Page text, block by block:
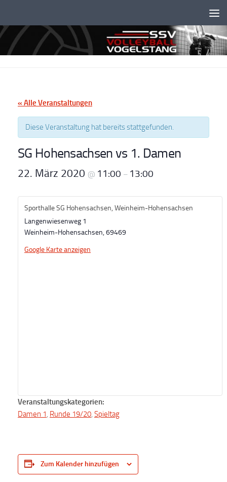
« Alle Veranstaltungen
Diese Veranstaltung hat bereits stattgefunden.
SG Hohensachsen vs 1. Damen
22. März 2020 @ 11:00 – 13:00
Sporthalle SG Hohensachsen, Weinheim-Hohensachsen
Langenwiesenweg 1
Weinheim-Hohensachsen,69469
Google Karte anzeigen
Veranstaltungskategorien:
Damen 1 Runde 19/20 Spieltag
Zum Kalender hinzufügen